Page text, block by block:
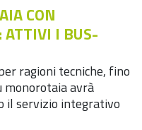
CON
ATTIVI I BUS-
ragioni tecniche, fino
monorotaia avrà
il servizio integrativo